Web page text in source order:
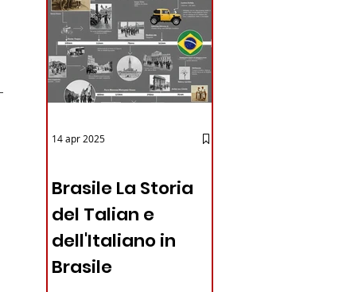
DIREZIONE GENERALE
DELLA FARNESINA
Brasile La Storia
del Talian e
dell'Italiano in
Brasile
14 apr 2025